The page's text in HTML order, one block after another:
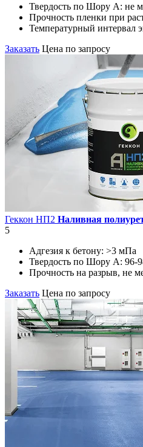
Твердость по Шору А: не
Прочность пленки при
Температурный интервал
Заказать Цена по запросу
Геккон НП2 Наливная
5
Адгезия к бетону: >3 мПа
Твердость по Шору А: 96-
Прочность на разрыв, не
Заказать Цена по запросу